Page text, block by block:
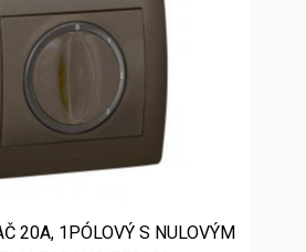
20A, 1PÓLOVÝ S NULOVÝM